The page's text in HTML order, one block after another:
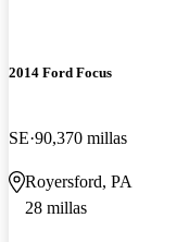
2014 Ford Focus
SE 90,370 millas
Royersford, PA
28 millas